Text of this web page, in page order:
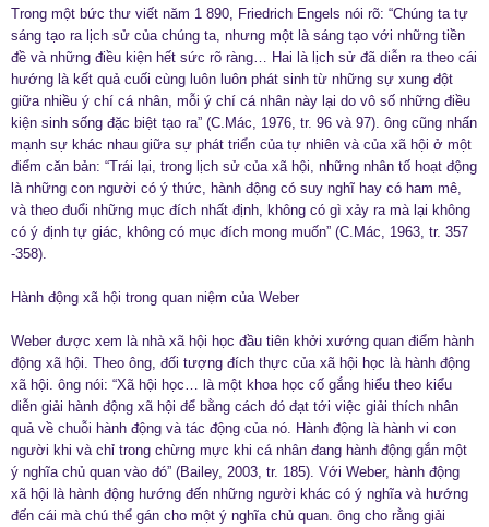
Trong một bức thư viết năm 1 890, Friedrich Engels nói rõ: “Chúng ta tự
sáng tạo ra lịch sử của chúng ta, nhưng một là sáng tạo với những tiền
đề và những điều kiện hết sức rõ ràng… Hai là lịch sử đã diễn ra theo cái
hướng là kết quả cuối cùng luôn luôn phát sinh từ những sự xung đột
giữa nhiều ý chí cá nhân, mỗi ý chí cá nhân này lại do vô số những điều
kiện sinh sống đặc biệt tạo ra” (C.Mác, 1976, tr. 96 và 97). ông cũng nhấn
mạnh sự khác nhau giữa sự phát triển của tự nhiên và của xã hội ở một
điểm căn bản: “Trái lại, trong lịch sử của xã hội, những nhân tố hoạt động
là những con người có ý thức, hành động có suy nghĩ hay có ham mê,
và theo đuổi những mục đích nhất định, không có gì xảy ra mà lại không
có ý định tự giác, không có mục đích mong muốn” (C.Mác, 1963, tr. 357
-358).
Hành động xã hội trong quan niệm của Weber
Weber được xem là nhà xã hội học đầu tiên khởi xướng quan điểm hành
động xã hội. Theo ông, đối tượng đích thực của xã hội học là hành động
xã hội. ông nói: “Xã hội học… là một khoa học cố gắng hiểu theo kiểu
diễn giải hành động xã hội để bằng cách đó đạt tới việc giải thích nhân
quả về chuỗi hành động và tác động của nó. Hành động là hành vi con
người khi và chỉ trong chừng mực khi cá nhân đang hành động gắn một
ý nghĩa chủ quan vào đó” (Bailey, 2003, tr. 185). Với Weber, hành động
xã hội là hành động hướng đến những người khác có ý nghĩa và hướng
đến cái mà chú thể gán cho một ý nghĩa chủ quan. ông cho rằng giải